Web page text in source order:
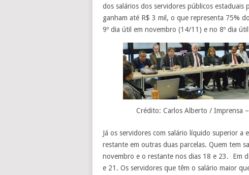
dos salários dos servidores públicos estaduais
ganham até R$ 3 mil, o que representa 75%
9º dia útil em novembro (14/11) e no 8º dia
Crédito: Carlos Alberto / Imprensa
Já os servidores com salário líquido superior a
restante em outras duas parcelas. Quem tem
novembro e o restante nos dias 18 e 23. Em
e 21. Os servidores que têm o salário maior